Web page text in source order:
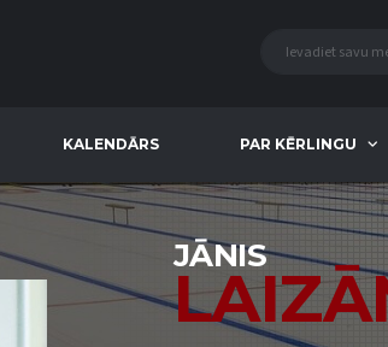
KALENDĀRS PAR KĒRLINGU
JĀNIS